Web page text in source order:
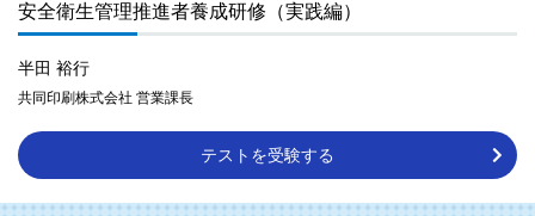
安全衛生管理推進者養成研修（実践編）
半田 裕行
共同印刷株式会社 営業課長
テストを受験する